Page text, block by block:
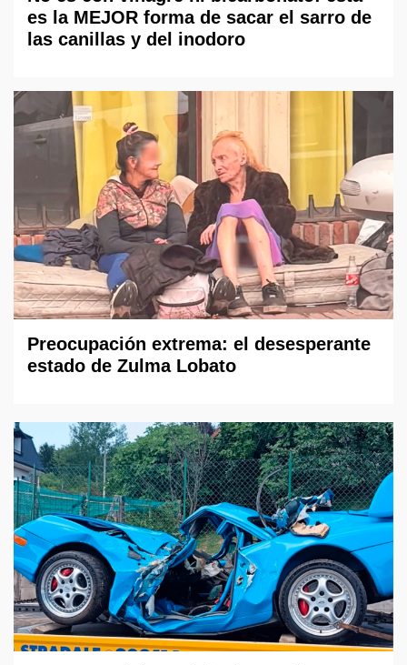
es la MEJOR forma de sacar el sarro de
las canillas y del inodoro
Preocupación extrema: el desesperante
estado de Zulma Lobato